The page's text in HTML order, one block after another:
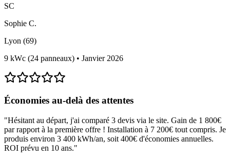
SC
Sophie C.
Lyon (69)
9 kWc (24 panneaux) • Janvier 2026
Économies au-delà des attentes
"Hésitant au départ, j'ai comparé 3 devis via le site. Gain de 1 800€
par rapport à la première offre ! Installation à 7 200€ tout compris. Je
produis environ 3 400 kWh/an, soit 400€ d'économies annuelles.
ROI prévu en 10 ans."